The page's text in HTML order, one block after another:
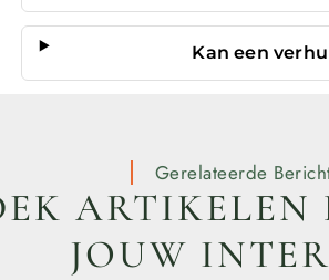
Kan een
Gerelateerde
ARTIKELEN
JOUW